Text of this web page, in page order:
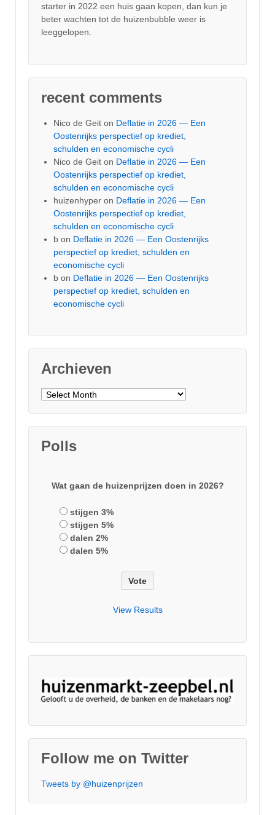
starter in 2022 een huis gaan kopen, dan kun je
beter wachten tot de huizenbubble weer is
leeggelopen.
recent comments
Nico de Geit on Deflatie in 2026 — Een
Oostenrijks perspectief op krediet,
schulden en economische cycli
Nico de Geit on Deflatie in 2026 — Een
Oostenrijks perspectief op krediet,
schulden en economische cycli
huizenhyper on Deflatie in 2026 — Een
Oostenrijks perspectief op krediet,
schulden en economische cycli
b on Deflatie in 2026 — Een Oostenrijks
perspectief op krediet, schulden en
economische cycli
b on Deflatie in 2026 — Een Oostenrijks
perspectief op krediet, schulden en
economische cycli
Archieven
Archieven
Polls
Wat gaan de huizenprijzen doen in 2026?
stijgen 3%
stijgen 5%
dalen 2%
dalen 5%
View Results
Follow me on Twitter
Tweets by @huizenprijzen